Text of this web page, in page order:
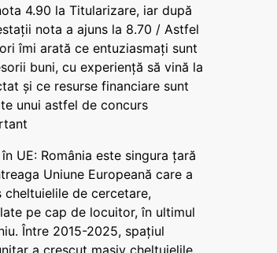
4.90 la Titularizare, iar după
nota a ajuns la 8.70 / Astfel
îmi arată ce entuziasmați sunt
buni, cu experiență să vină la
și ce resurse financiare sunt
unui astfel de concurs
UE: România este singura țară
Uniune Europeană care a
cheltuielile de cercetare,
pe cap de locuitor, în ultimul
Între 2015-2025, spațiul
a crescut masiv cheltuielile